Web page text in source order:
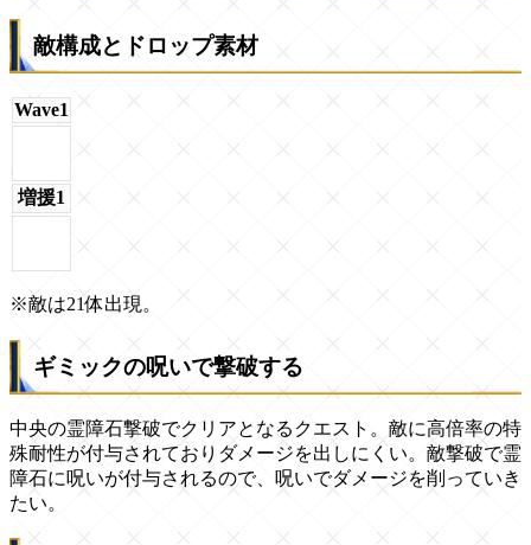
敵構成とドロップ素材
Wave1
増援1
※敵は21体出現。
ギミックの呪いで撃破する
中央の霊障石撃破でクリアとなるクエスト。敵に高倍率の特
殊耐性が付与されておりダメージを出しにくい。敵撃破で霊
障石に呪いが付与されるので、呪いでダメージを削っていき
たい。